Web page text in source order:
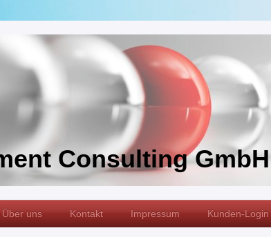
Consulting GmbH
Über uns Kontakt Impressum Kunden-Login